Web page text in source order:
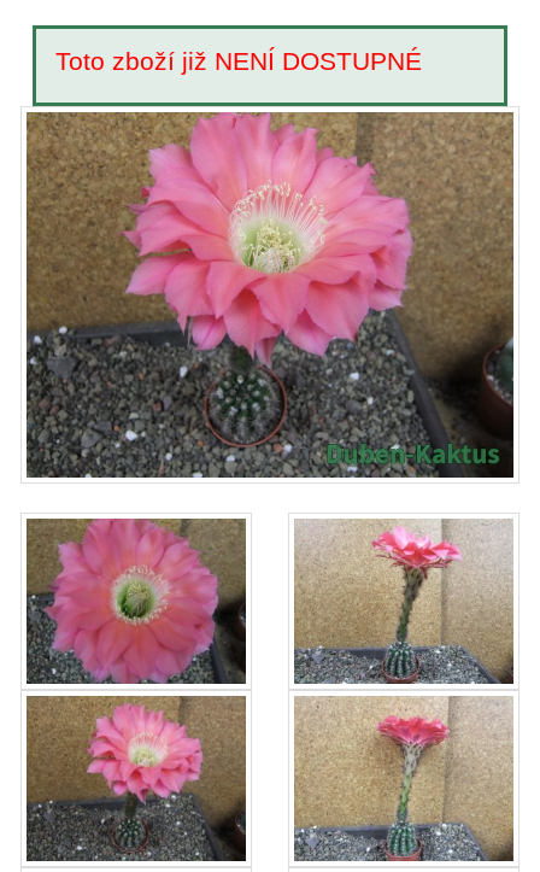
Toto zboží již NENÍ DOSTUPNÉ